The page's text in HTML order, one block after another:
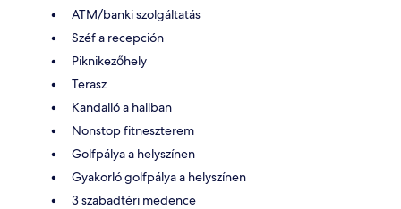
ATM/banki szolgáltatás
Széf a recepción
Piknikezőhely
Terasz
Kandalló a hallban
Nonstop fitneszterem
Golfpálya a helyszínen
Gyakorló golfpálya a helyszínen
3 szabadtéri medence